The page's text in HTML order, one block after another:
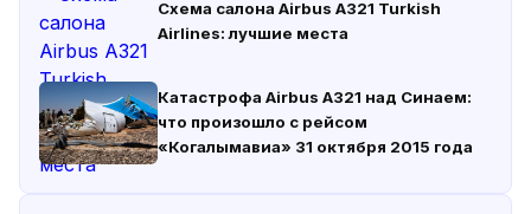
Схема салона Airbus A321 Turkish
Airlines: лучшие места
Катастрофа Airbus A321 над Синаем:
что произошло с рейсом
«Когалымавиа» 31 октября 2015 года